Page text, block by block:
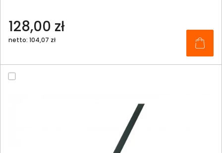
128,00 zł
netto: 104,07 zł